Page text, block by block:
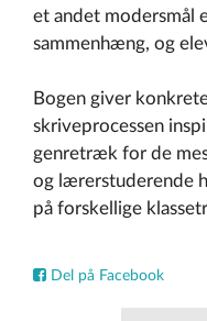
et andet modersmål
sammenhæng, og
Bogen giver
skriveprocessen
genretræk for de
og lærerstuderende
på forskellige
Del på Facebook